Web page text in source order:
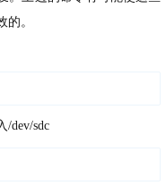
。
/dev/sdc